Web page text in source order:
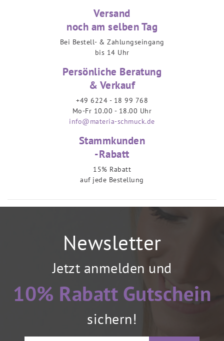
Versand
noch am selben Tag
Bei Bestell- & Zahlungseingang
bis 14 Uhr
Persönliche Beratung
& Verkauf
+49 6224 - 18 99 768
Mo-Fr 10.00 - 18.00 Uhr
info@materia-schmuck.de
Stammkunden
-Rabatt
15% Rabatt
auf jede Bestellung
Newsletter
Jetzt anmelden und
10% Rabatt Gutschein
sichern!